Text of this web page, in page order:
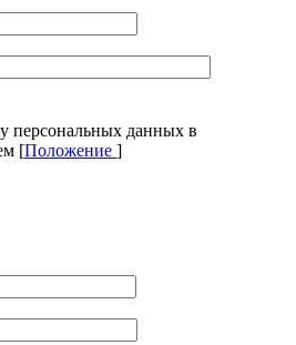
персональных данных в
[Положение ]